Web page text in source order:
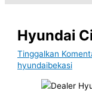
Hyundai
Tinggalkan
hyundaibekasi